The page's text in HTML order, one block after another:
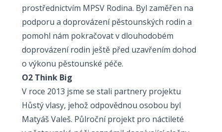
prostřednictvím MPSV Rodina. Byl zaměřen na
podporu a doprovázení pěstounských rodin a
pomohl nám pokračovat v dlouhodobém
doprovázení rodin ještě před uzavřením dohod
o výkonu pěstounské péče.
O2 Think Big
V roce 2013 jsme se stali partnery projektu
Hůstý vlasy, jehož odpovědnou osobou byl
Matyáš Valeš. Půlroční projekt pro náctileté